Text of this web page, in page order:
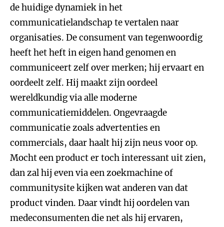
de huidige dynamiek in het
communicatielandschap te vertalen naar
organisaties. De consument van tegenwoordig
heeft het heft in eigen hand genomen en
communiceert zelf over merken; hij ervaart en
oordeelt zelf. Hij maakt zijn oordeel
wereldkundig via alle moderne
communicatiemiddelen. Ongevraagde
communicatie zoals advertenties en
commercials, daar haalt hij zijn neus voor op.
Mocht een product er toch interessant uit zien,
dan zal hij even via een zoekmachine of
communitysite kijken wat anderen van dat
product vinden. Daar vindt hij oordelen van
medeconsumenten die net als hij ervaren,